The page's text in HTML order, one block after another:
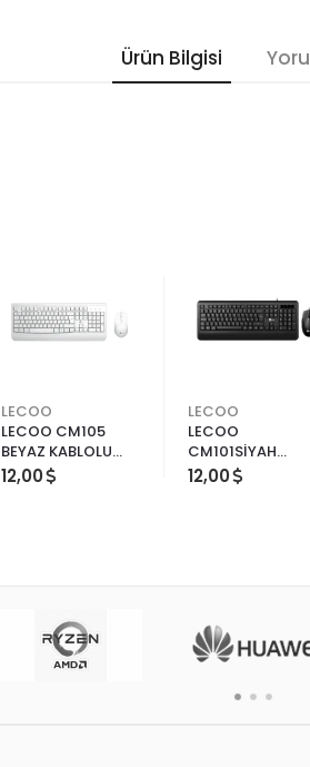
Ürün Bilgisi
LECOO
LECOO CM105
BEYAZ KABLOLU
KLAVYE MOUSE SET
12,00
LECOO
LECOO
CM101SİYAH
KABLOLU KLAVYE
12,00